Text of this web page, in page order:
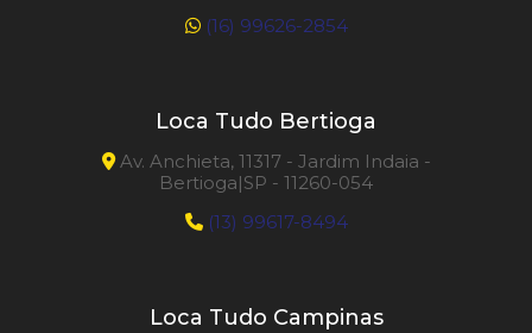
(16) 99626-2854
Loca Tudo Bertioga
Av. Anchieta, 11317 - Jardim Indaia -
Bertioga|SP - 11260-054
(13) 99617-8494
Loca Tudo Campinas